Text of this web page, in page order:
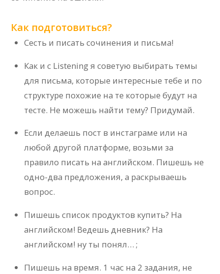
Как подготовиться?
Сесть и писать сочинения и письма!
Как и с Listening я советую выбирать темы
для письма, которые интересные тебе и по
структуре похожие на те которые будут на
тесте. Не можешь найти тему? Придумай.
Если делаешь пост в инстаграме или на
любой другой платформе, возьми за
правило писать на английском. Пишешь не
одно-два предложения, а раскрываешь
вопрос.
Пишешь список продуктов купить? На
английском! Ведешь дневник? На
английском! ну ты понял… ;
Пишешь на время. 1 час на 2 задания, не